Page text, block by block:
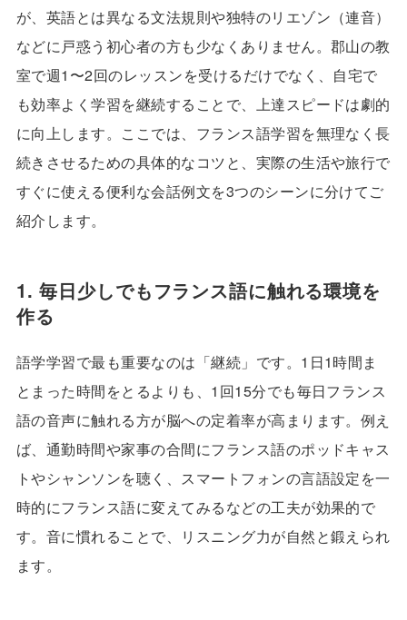
が、英語とは異なる文法規則や独特のリエゾン（連音）
などに戸惑う初心者の方も少なくありません。郡山の教
室で週1〜2回のレッスンを受けるだけでなく、自宅で
も効率よく学習を継続することで、上達スピードは劇的
に向上します。ここでは、フランス語学習を無理なく長
続きさせるための具体的なコツと、実際の生活や旅行で
すぐに使える便利な会話例文を3つのシーンに分けてご
紹介します。
1. 毎日少しでもフランス語に触れる環境を
作る
語学学習で最も重要なのは「継続」です。1日1時間ま
とまった時間をとるよりも、1回15分でも毎日フランス
語の音声に触れる方が脳への定着率が高まります。例え
ば、通勤時間や家事の合間にフランス語のポッドキャス
トやシャンソンを聴く、スマートフォンの言語設定を一
時的にフランス語に変えてみるなどの工夫が効果的で
す。音に慣れることで、リスニング力が自然と鍛えられ
ます。